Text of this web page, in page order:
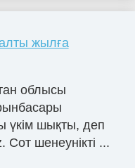
жылға
облысы
үкім шықты, деп
шенеунікті ...